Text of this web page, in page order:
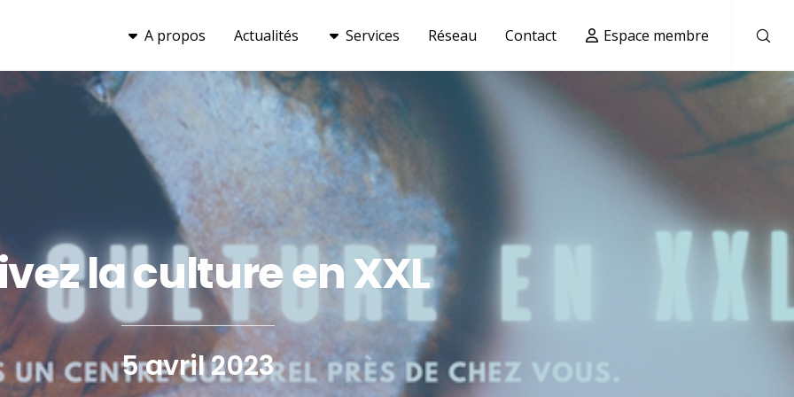
A propos Actualités Services Réseau Contact Espace membre
la culture en XXL
5 avril 2023